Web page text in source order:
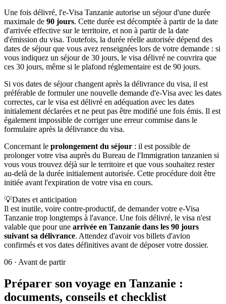
Une fois délivré, l'e-Visa Tanzanie autorise un séjour d'une durée
maximale de 90 jours. Cette durée est décomptée à partir de la date
d'arrivée effective sur le territoire, et non à partir de la date
d'émission du visa. Toutefois, la durée réelle autorisée dépend des
dates de séjour que vous avez renseignées lors de votre demande : si
vous indiquez un séjour de 30 jours, le visa délivré ne couvrira que
ces 30 jours, même si le plafond réglementaire est de 90 jours.
Si vos dates de séjour changent après la délivrance du visa, il est
préférable de formuler une nouvelle demande d'e-Visa avec les dates
correctes, car le visa est délivré en adéquation avec les dates
initialement déclarées et ne peut pas être modifié une fois émis. Il est
également impossible de corriger une erreur commise dans le
formulaire après la délivrance du visa.
Concernant le prolongement du séjour : il est possible de
prolonger votre visa auprès du Bureau de l'Immigration tanzanien si
vous vous trouvez déjà sur le territoire et que vous souhaitez rester
au-delà de la durée initialement autorisée. Cette procédure doit être
initiée avant l'expiration de votre visa en cours.
💡Dates et anticipation
Il est inutile, voire contre-productif, de demander votre e-Visa
Tanzanie trop longtemps à l'avance. Une fois délivré, le visa n'est
valable que pour une arrivée en Tanzanie dans les 90 jours
suivant sa délivrance. Attendez d'avoir vos billets d'avion
confirmés et vos dates définitives avant de déposer votre dossier.
06 · Avant de partir
Préparer son voyage en Tanzanie :
documents, conseils et checklist